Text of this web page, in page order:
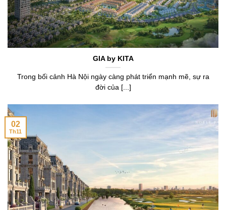
GIA by KITA
Trong bối cảnh Hà Nội ngày càng phát triển mạnh mẽ, sự ra
đời của [...]
02
Th11